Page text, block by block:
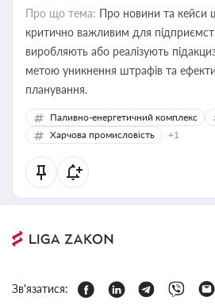
Про що тема: Про новини та кейси
критично важливим для
виробляють або реалізують
метою уникнення штрафів та
планування.
Паливно-енергетичний комплекс
Харчова промисловість
+1
Зв'язатися: